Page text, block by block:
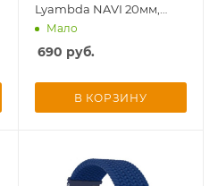
Lyambda NAVI 20мм,
светло-бежевый
Мало
690 руб.
В КОРЗИНУ